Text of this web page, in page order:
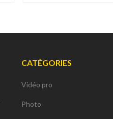
CATÉGORIES
Vidéo pro
Photo